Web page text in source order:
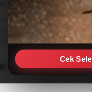
Cek
July 17, 2026 clara
Kebutuhan akan data
krusial bagi berbagai
tempat jual weather […]
Artikel alat ukur